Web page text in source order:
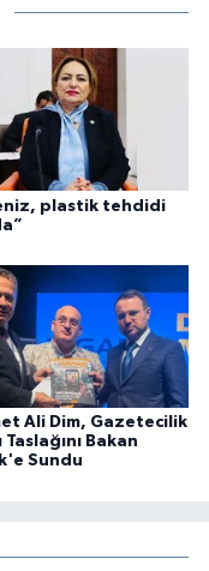
plastik tehdidi
Ali Dim, Gazetecilik
Taslağını Bakan
Sundu